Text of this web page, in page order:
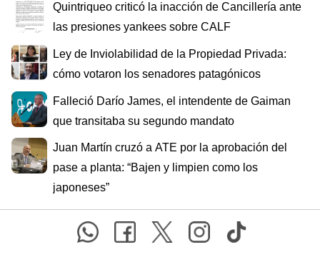
Quintriqueo criticó la inacción de Cancillería ante
las presiones yankees sobre CALF
Ley de Inviolabilidad de la Propiedad Privada:
cómo votaron los senadores patagónicos
Falleció Darío James, el intendente de Gaiman
que transitaba su segundo mandato
Juan Martín cruzó a ATE por la aprobación del
pase a planta: “Bajen y limpien como los
japoneses”